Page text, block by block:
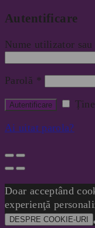
Autentificare
Nume utilizator sau
Parolă *
Ai uitat parola?
Doar acceptând
experienţă
DESPRE COOKIE-URI